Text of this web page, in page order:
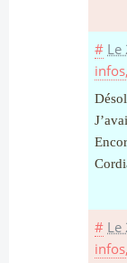
# Le
# Le